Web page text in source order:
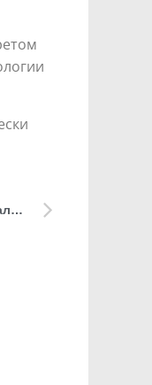
Приехали на танцевальный конкурс. Шесть девочек госпитализировали из московского отеля с отравлением